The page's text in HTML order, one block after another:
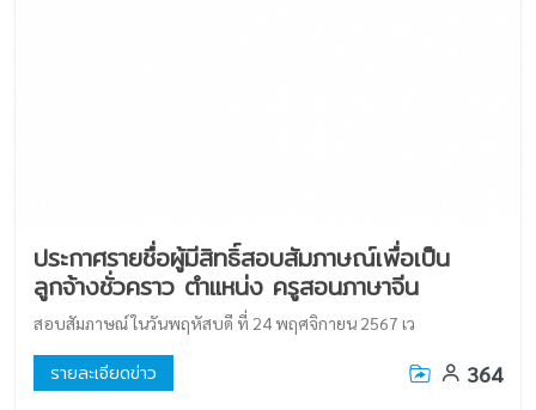
ประกาศรายชื่อผู้มีสิทธิ์สอบสัมภาษณ์เพื่อเป็น
ลูกจ้างชั่วคราว ตำแหน่ง ครูสอนภาษาจีน
สอบสัมภาษณ์ ในวันพฤหัสบดี ที่ 24 พฤศจิกายน 2567 เว
รายละเอียดข่าว 364